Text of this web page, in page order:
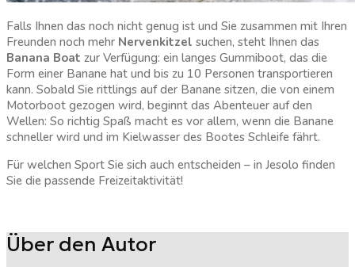
Falls Ihnen das noch nicht genug ist und Sie zusammen mit Ihren
Freunden noch mehr Nervenkitzel suchen, steht Ihnen das
Banana Boat zur Verfügung: ein langes Gummiboot, das die
Form einer Banane hat und bis zu 10 Personen transportieren
kann. Sobald Sie rittlings auf der Banane sitzen, die von einem
Motorboot gezogen wird, beginnt das Abenteuer auf den
Wellen: So richtig Spaß macht es vor allem, wenn die Banane
schneller wird und im Kielwasser des Bootes Schleife fährt.
Für welchen Sport Sie sich auch entscheiden – in Jesolo finden
Sie die passende Freizeitaktivität!
Über den Autor